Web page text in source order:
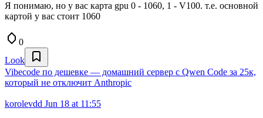
Я понимаю, но у вас карта gpu 0 - 1060, 1 - V100. т.е. основной
картой у вас стоит 1060
0
Look
Vibecode по дешевке — домашний сервер с Qwen Code за 25к,
который не отключит Anthropic
korolevdd Jun 18 at 11:55